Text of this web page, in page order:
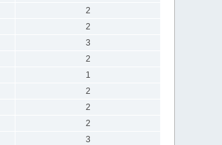
2
2
3
2
1
2
2
2
3